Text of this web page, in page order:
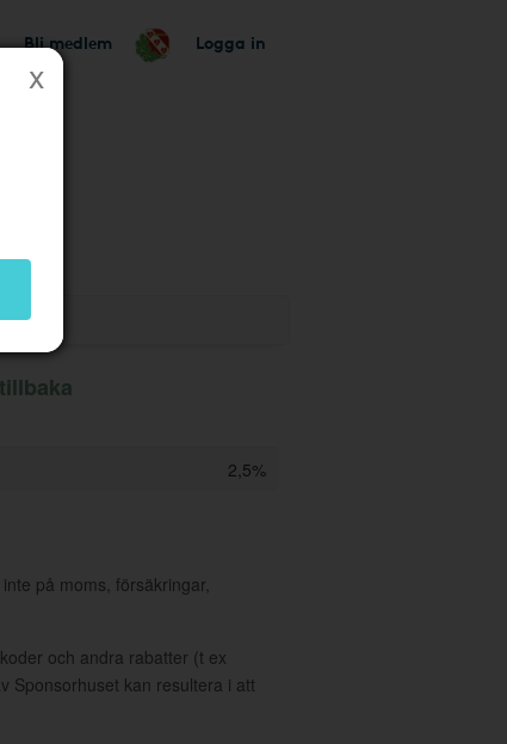
Bli medlem Logga in
2,5%
på moms, försäkringar,
och andra rabatter (t ex
Sponsorhuset kan resultera i att